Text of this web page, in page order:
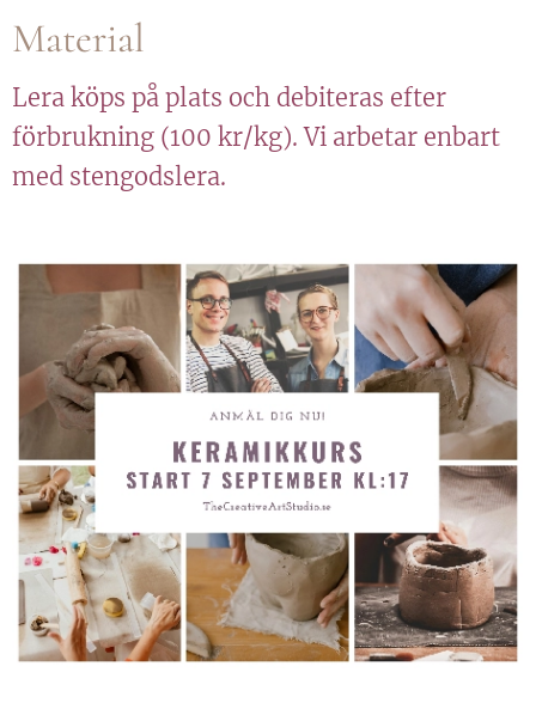
Material
Lera köps på plats och debiteras efter
förbrukning (100 kr/kg). Vi arbetar enbart
med stengodslera.